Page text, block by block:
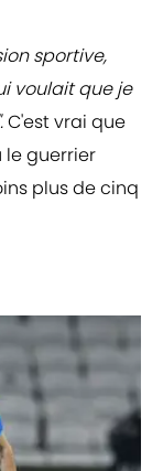
sportive,
voulait que je
C'est vrai que
le guerrier
plus de cinq